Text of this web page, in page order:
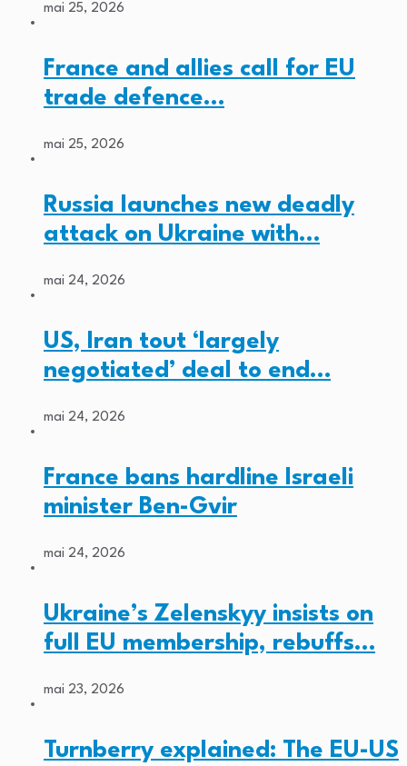
mai 25, 2026
France and allies call for EU
trade defence…
mai 25, 2026
Russia launches new deadly
attack on Ukraine with…
mai 24, 2026
US, Iran tout ‘largely
negotiated’ deal to end…
mai 24, 2026
France bans hardline Israeli
minister Ben-Gvir
mai 24, 2026
Ukraine’s Zelenskyy insists on
full EU membership, rebuffs…
mai 23, 2026
Turnberry explained: The EU-US